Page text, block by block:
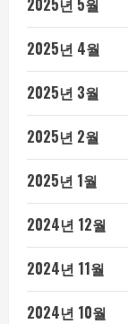
2025년 5월
2025년 4월
2025년 3월
2025년 2월
2025년 1월
2024년 12월
2024년 11월
2024년 10월